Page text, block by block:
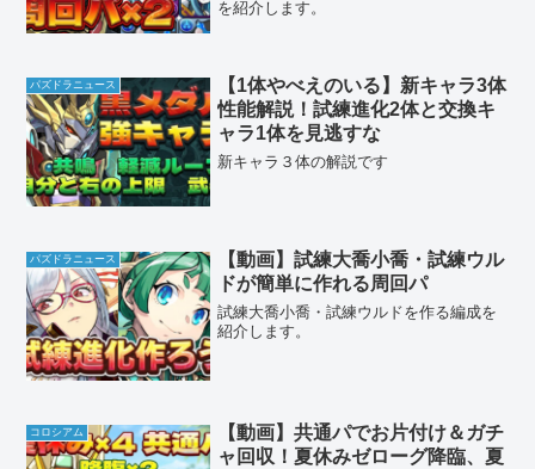
を紹介します。
パズドラニュース
【1体やべえのいる】新キャラ3体
性能解説！試練進化2体と交換キ
ャラ1体を見逃すな
新キャラ３体の解説です
パズドラニュース
【動画】試練大喬小喬・試練ウル
ドが簡単に作れる周回パ
試練大喬小喬・試練ウルドを作る編成を
紹介します。
コロシアム
【動画】共通パでお片付け＆ガチ
ャ回収！夏休みゼローグ降臨、夏